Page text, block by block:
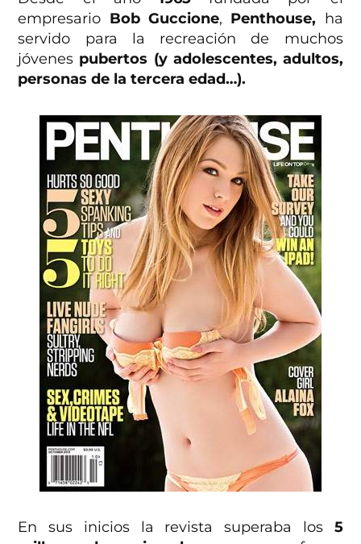
empresario Bob Guccione, Penthouse, ha
servido para la recreación de muchos
jóvenes pubertos (y adolescentes, adultos,
personas de la tercera edad…).
En sus inicios la revista superaba los5